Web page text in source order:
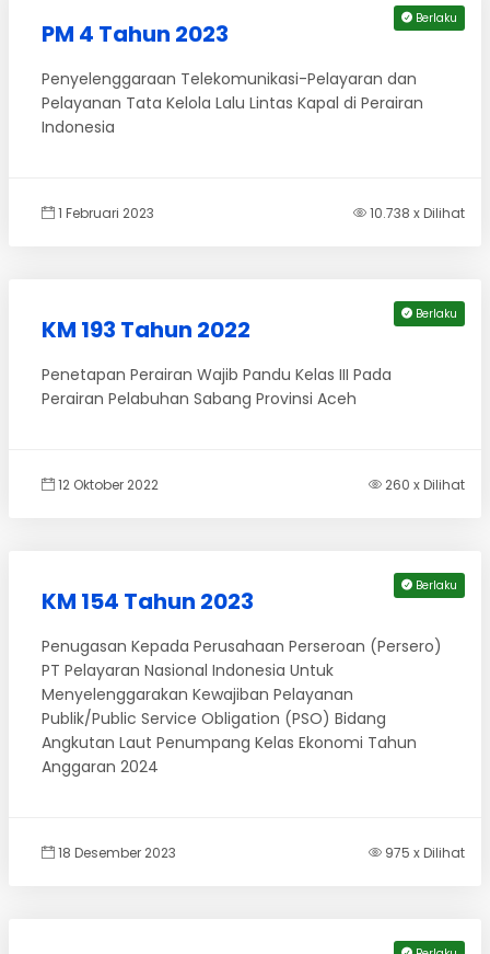
Berlaku
PM 4 Tahun 2023
Penyelenggaraan Telekomunikasi-Pelayaran dan
Pelayanan Tata Kelola Lalu Lintas Kapal di Perairan
Indonesia
1 Februari 2023 10.738 x Dilihat
Berlaku
KM 193 Tahun 2022
Penetapan Perairan Wajib Pandu Kelas III Pada
Perairan Pelabuhan Sabang Provinsi Aceh
12 Oktober 2022 260 x Dilihat
Berlaku
KM 154 Tahun 2023
Penugasan Kepada Perusahaan Perseroan (Persero)
PT Pelayaran Nasional Indonesia Untuk
Menyelenggarakan Kewajiban Pelayanan
Publik/Public Service Obligation (PSO) Bidang
Angkutan Laut Penumpang Kelas Ekonomi Tahun
Anggaran 2024
18 Desember 2023 975 x Dilihat